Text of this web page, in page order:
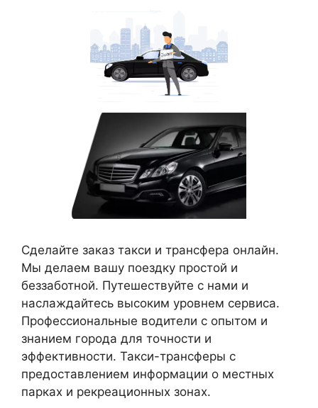
Сделайте заказ такси и трансфера онлайн.
Мы делаем вашу поездку простой и
беззаботной. Путешествуйте с нами и
наслаждайтесь высоким уровнем сервиса.
Профессиональные водители с опытом и
знанием города для точности и
эффективности. Такси-трансферы с
предоставлением информации о местных
парках и рекреационных зонах.